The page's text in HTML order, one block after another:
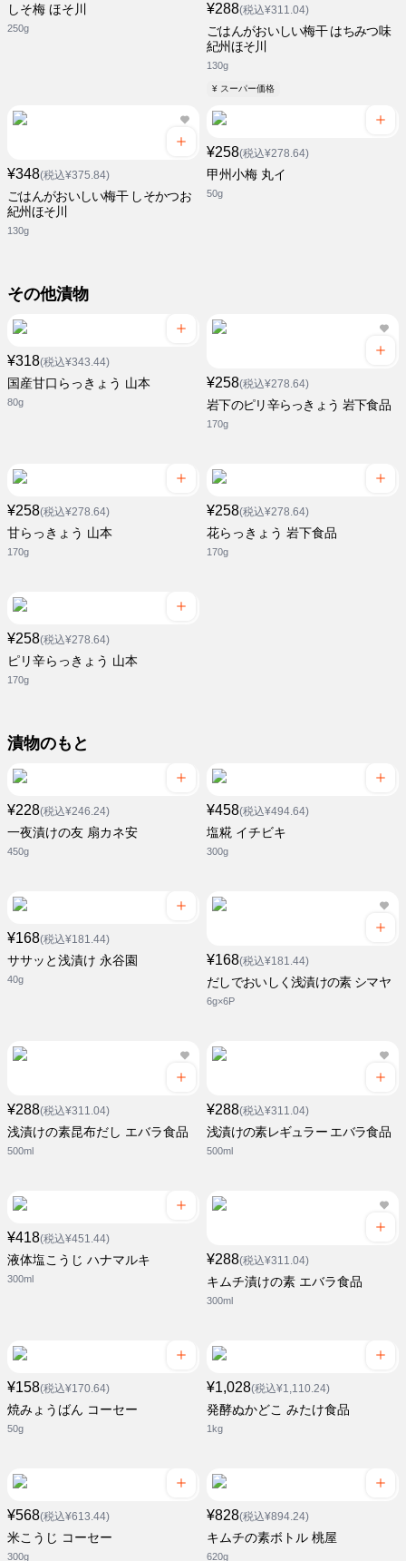
しそ梅 ほそ川
250g
¥288(税込¥311.04)
ごはんがおいしい梅干 はちみつ味
紀州ほそ川
130g
¥ スーパー価格
¥348(税込¥375.84)
ごはんがおいしい梅干 しそかつお
紀州ほそ川
130g
¥258(税込¥278.64)
甲州小梅 丸イ
50g
その他漬物
¥318(税込¥343.44)
国産甘口らっきょう 山本
80g
¥258(税込¥278.64)
岩下のピリ辛らっきょう 岩下食品
170g
¥258(税込¥278.64)
甘らっきょう 山本
170g
¥258(税込¥278.64)
花らっきょう 岩下食品
170g
¥258(税込¥278.64)
ピリ辛らっきょう 山本
170g
漬物のもと
¥228(税込¥246.24)
一夜漬けの友 扇カネ安
450g
¥458(税込¥494.64)
塩糀 イチビキ
300g
¥168(税込¥181.44)
ササッと浅漬け 永谷園
40g
¥168(税込¥181.44)
だしでおいしく浅漬けの素 シマヤ
6g×6P
¥288(税込¥311.04)
浅漬けの素昆布だし エバラ食品
500ml
¥288(税込¥311.04)
浅漬けの素レギュラー エバラ食品
500ml
¥418(税込¥451.44)
液体塩こうじ ハナマルキ
300ml
¥288(税込¥311.04)
キムチ漬けの素 エバラ食品
300ml
¥158(税込¥170.64)
焼みょうばん コーセー
50g
¥1,028(税込¥1,110.24)
発酵ぬかどこ みたけ食品
1kg
¥568(税込¥613.44)
米こうじ コーセー
300g
¥828(税込¥894.24)
キムチの素ボトル 桃屋
620g